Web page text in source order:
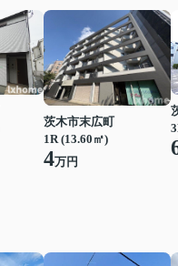
茨木市末広町
1R (13.60㎡)
4万円